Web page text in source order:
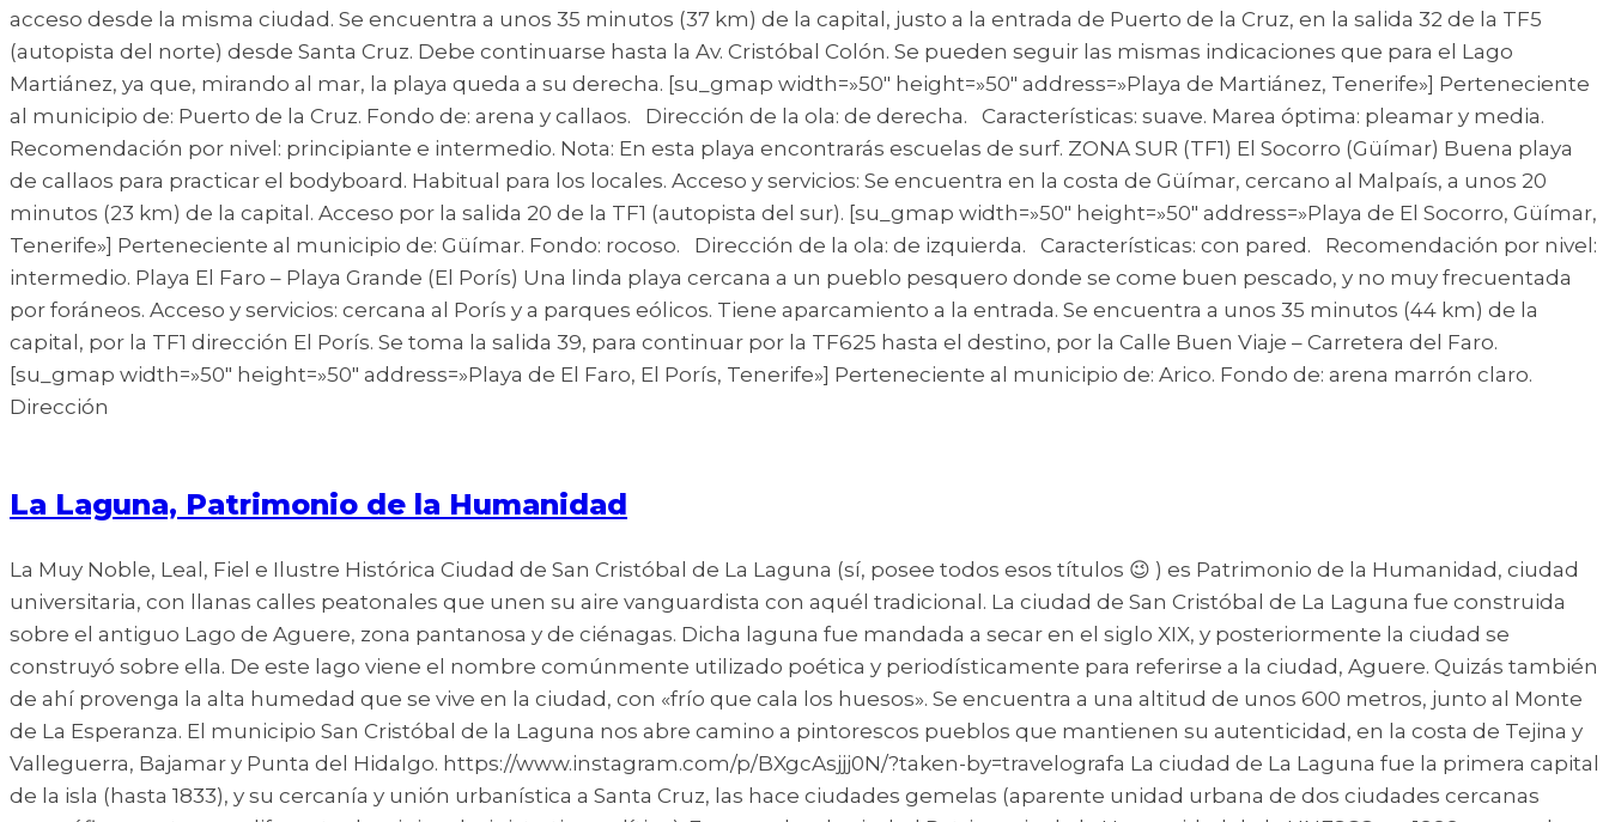
acceso desde la misma ciudad. Se encuentra a unos 35 minutos (37 km) de la capital, justo a la entrada de Puerto de la Cruz, en la salida 32 de la TF5
(autopista del norte) desde Santa Cruz. Debe continuarse hasta la Av. Cristóbal Colón. Se pueden seguir las mismas indicaciones que para el Lago
Martiánez, ya que, mirando al mar, la playa queda a su derecha. [su_gmap width=»50″ height=»50″ address=»Playa de Martiánez, Tenerife»] Perteneciente
al municipio de: Puerto de la Cruz. Fondo de: arena y callaos. Dirección de la ola: de derecha. Características: suave. Marea óptima: pleamar y media.
Recomendación por nivel: principiante e intermedio. Nota: En esta playa encontrarás escuelas de surf. ZONA SUR (TF1) El Socorro (Güímar) Buena playa
de callaos para practicar el bodyboard. Habitual para los locales. Acceso y servicios: Se encuentra en la costa de Güímar, cercano al Malpaís, a unos 20
minutos (23 km) de la capital. Acceso por la salida 20 de la TF1 (autopista del sur). [su_gmap width=»50″ height=»50″ address=»Playa de El Socorro, Güímar,
Tenerife»] Perteneciente al municipio de: Güímar. Fondo: rocoso. Dirección de la ola: de izquierda. Características: con pared. Recomendación por nivel:
intermedio. Playa El Faro – Playa Grande (El Porís) Una linda playa cercana a un pueblo pesquero donde se come buen pescado, y no muy frecuentada
por foráneos. Acceso y servicios: cercana al Porís y a parques eólicos. Tiene aparcamiento a la entrada. Se encuentra a unos 35 minutos (44 km) de la
capital, por la TF1 dirección El Porís. Se toma la salida 39, para continuar por la TF625 hasta el destino, por la Calle Buen Viaje – Carretera del Faro.
[su_gmap width=»50″ height=»50″ address=»Playa de El Faro, El Porís, Tenerife»] Perteneciente al municipio de: Arico. Fondo de: arena marrón claro.
Dirección
La Laguna, Patrimonio de la Humanidad
La Muy Noble, Leal, Fiel e Ilustre Histórica Ciudad de San Cristóbal de La Laguna (sí, posee todos esos títulos 😉 ) es Patrimonio de la Humanidad, ciudad
universitaria, con llanas calles peatonales que unen su aire vanguardista con aquél tradicional. La ciudad de San Cristóbal de La Laguna fue construida
sobre el antiguo Lago de Aguere, zona pantanosa y de ciénagas. Dicha laguna fue mandada a secar en el siglo XIX, y posteriormente la ciudad se
construyó sobre ella. De este lago viene el nombre comúnmente utilizado poética y periodísticamente para referirse a la ciudad, Aguere. Quizás también
de ahí provenga la alta humedad que se vive en la ciudad, con «frío que cala los huesos». Se encuentra a una altitud de unos 600 metros, junto al Monte
de La Esperanza. El municipio San Cristóbal de la Laguna nos abre camino a pintorescos pueblos que mantienen su autenticidad, en la costa de Tejina y
Valleguerra, Bajamar y Punta del Hidalgo. https://www.instagram.com/p/BXgcAsjjj0N/?taken-by=travelografa La ciudad de La Laguna fue la primera capital
de la isla (hasta 1833), y su cercanía y unión urbanística a Santa Cruz, las hace ciudades gemelas (aparente unidad urbana de dos ciudades cercanas